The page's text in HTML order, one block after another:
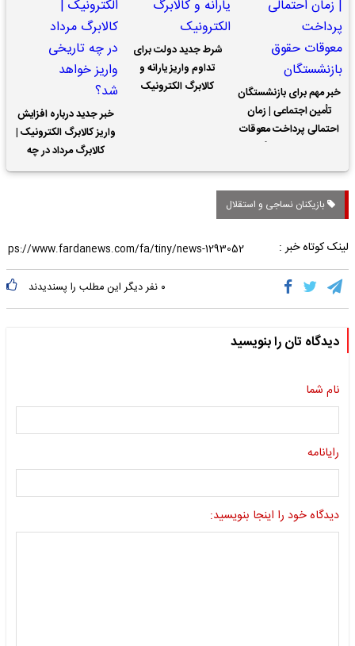
خبر مهم برای بازنشستگان
تأمین اجتماعی | زمان
احتمالی پرداخت معوقات
شرط جدید دولت برای
تداوم واریز یارانه و
کالابرگ الکترونیک
خبر جدید درباره افزایش
واریز کالابرگ الکترونیک |
کالابرگ مرداد در چه
تاریخی واریز خواهد شد؟
بازیکنان نساجی و استقلال
لینک کوتاه خبر :
۰ نفر دیگر این مطلب را پسندیدند
دیدگاه تان را بنویسید
نام شما
رایانامه
دیدگاه خود را اینجا بنویسید: